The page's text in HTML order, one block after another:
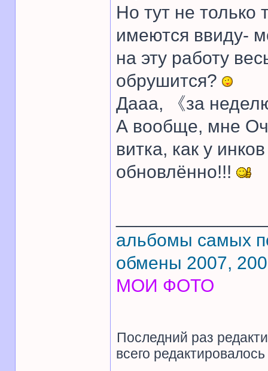
Но тут не только
имеются ввиду-
на эту работу
обрушится?
Дааа, 《за
А вообще, мне
витка, как у
обновлённо!!!
альбомы самых
обмены 2007,
МОИ ФОТО
Последний раз
всего